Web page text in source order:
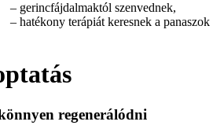
– gerincfájdalmaktól szenvednek,
– hatékony terápiát keresnek a panaszok
regenerálódni